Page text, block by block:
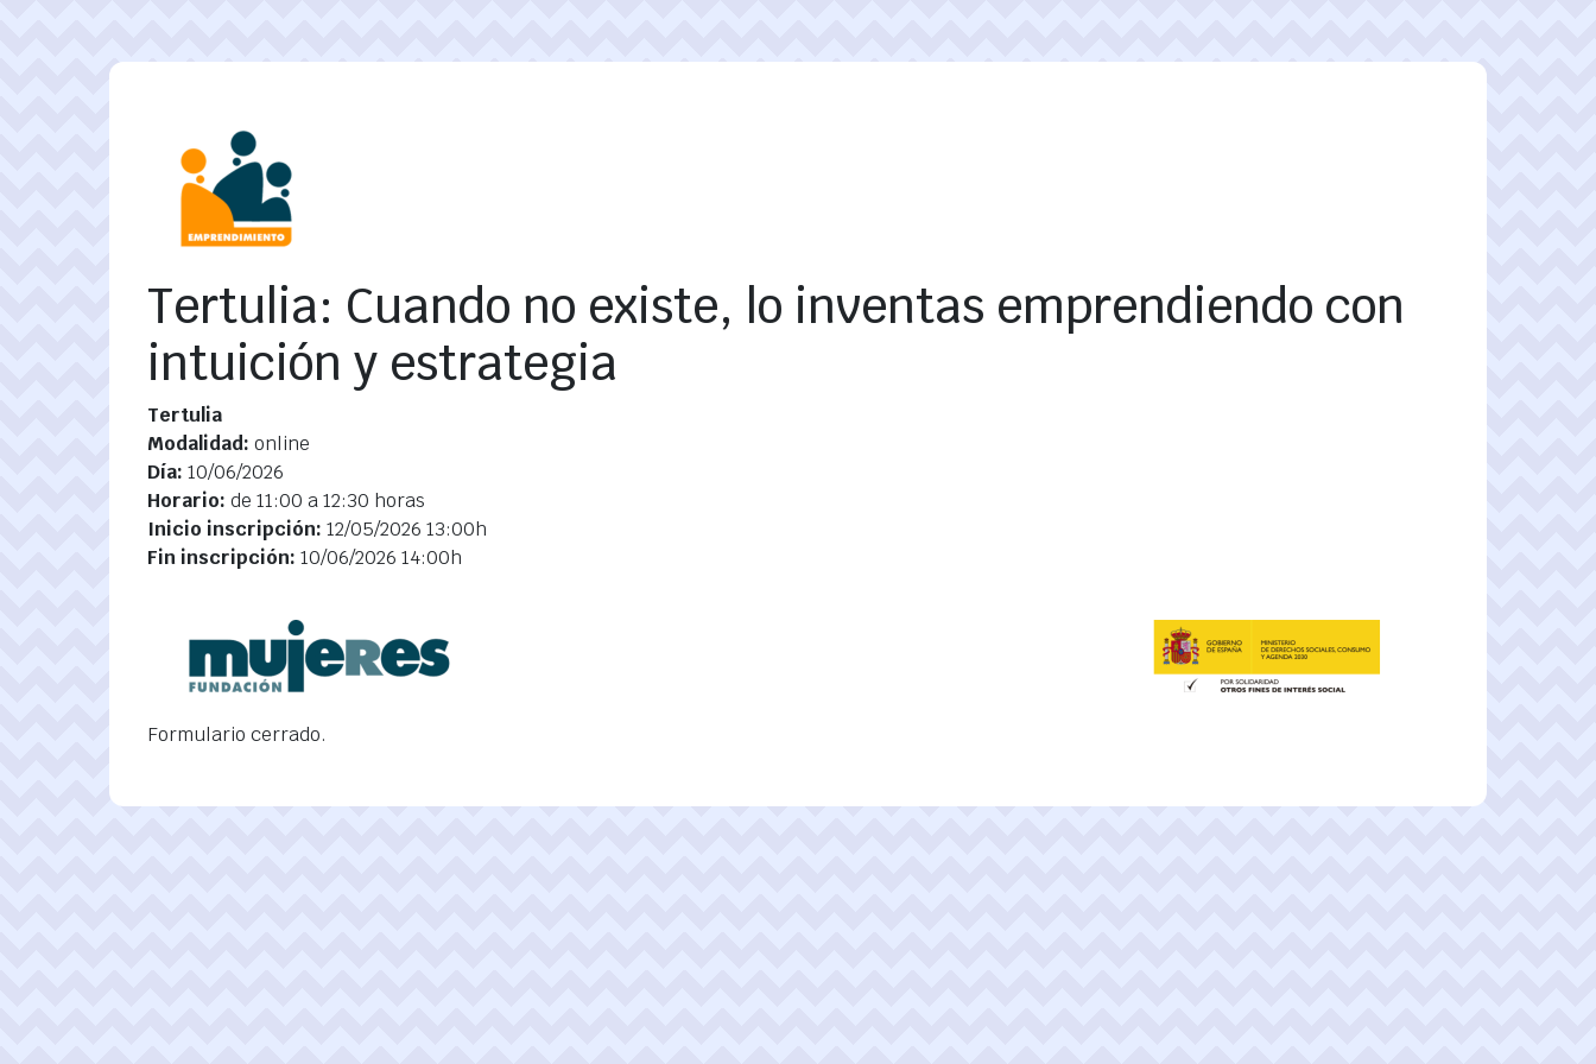
Tertulia: Cuando no existe, lo inventas emprendiendo con
intuición y estrategia
Tertulia
Modalidad: online
Día: 10/06/2026
Horario: de 11:00 a 12:30 horas
Inicio inscripción: 12/05/2026 13:00h
Fin inscripción: 10/06/2026 14:00h
Formulario cerrado.